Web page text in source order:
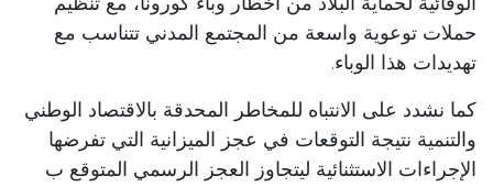
حملات توعوية واسعة من المجتمع المدني تتناسب مع
تهديدات هذا الوباء.
كما نشدد على الانتباه للمخاطر المحدقة بالاقتصاد الوطني
والتنمية نتيجة التوقعات في عجز الميزانية التي تفرضها
الإجراءات الاستثنائية ليتجاوز العجز الرسمي المتوقع ب